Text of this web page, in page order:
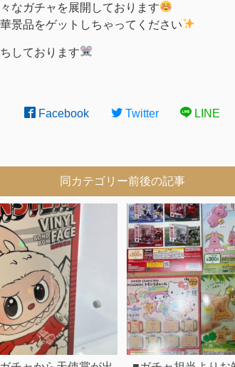
なガチャを展開しております
景品をゲットしちゃってください
しております
Facebook Twitter LINE
同カテゴリー前後の記事